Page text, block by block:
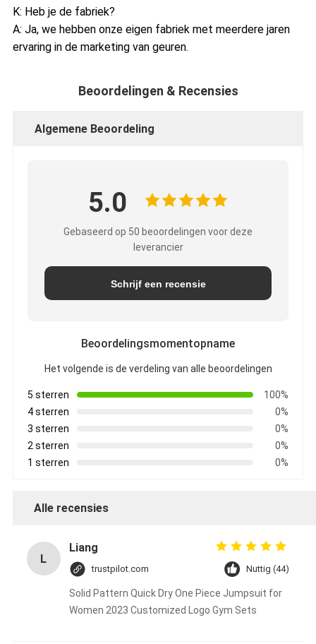
K: Heb je de fabriek?
A: Ja, we hebben onze eigen fabriek met meerdere jaren
ervaring in de marketing van geuren.
Beoordelingen & Recensies
Algemene Beoordeling
5.0
Gebaseerd op 50 beoordelingen voor deze
leverancier
Schrijf een recensie
Beoordelingsmomentopname
Het volgende is de verdeling van alle beoordelingen
5 sterren
100%
4 sterren
0%
3 sterren
0%
2 sterren
0%
1 sterren
0%
Alle recensies
L
Liang
trustpilot.com Nuttig (44)
Solid Pattern Quick Dry One Piece Jumpsuit for
Women 2023 Customized Logo Gym Sets